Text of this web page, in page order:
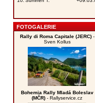
FOTOGALERIE
Rally di Roma Capitale (JERC)-
Sven Kollus
Bohemia Rally Mladá Boleslav
(MČR) - Rallyservice.cz